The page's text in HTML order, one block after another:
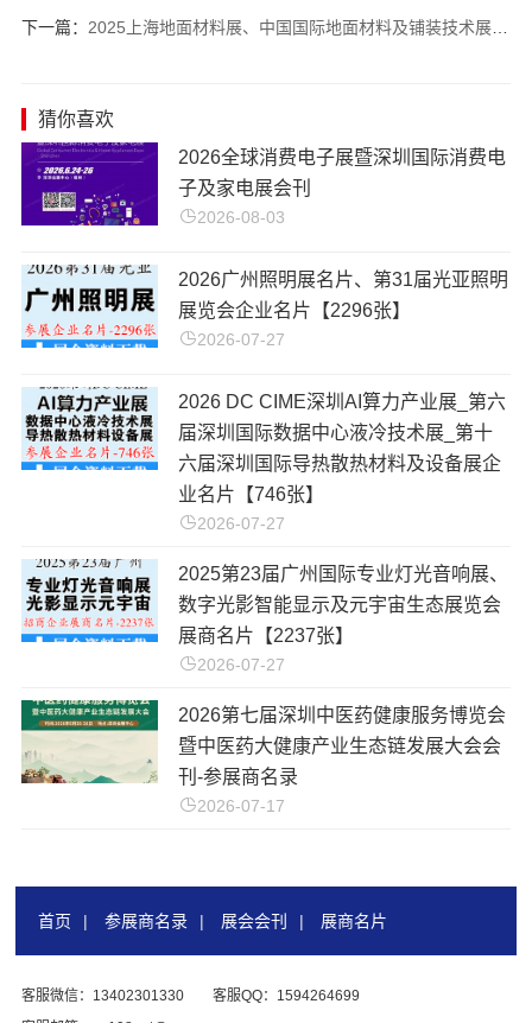
下一篇： 2025上海地面材料展、中国国际地面材料及铺装技术展览会会刊-参展商名录 地毯展地板|石材
猜你喜欢
​2026全球消费电子展暨深圳国际消费电
子及家电展会刊
2026-08-03
2026广州照明展名片、第31届光亚照明
展览会企业名片【2296张】
2026-07-27
2026 DC CIME深圳AI算力产业展_第六
届深圳国际数据中心液冷技术展_第十
六届深圳国际导热散热材料及设备展企
业名片【746张】
2026-07-27
2025第23届广州国际专业灯光音响展、
数字光影智能显示及元宇宙生态展览会
展商名片【2237张】
2026-07-27
2026第七届深圳中医药健康服务博览会
暨中医药大健康产业生态链发展大会会
刊-参展商名录
2026-07-17
首页 | 参展商名录 | 展会会刊 | 展商名片
客服微信：13402301330
客服QQ：1594264699